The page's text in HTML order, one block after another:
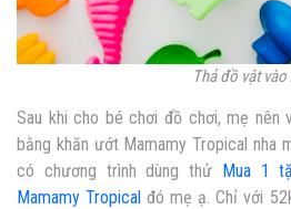
Thả đồ vật vào
Sau khi cho bé chơi đồ chơi, mẹ nên
bằng khăn ướt Mamamy Tropical nha
có chương trình dùng thử Mua 1
Mamamy Tropicalđó mẹ ạ. Chỉ với